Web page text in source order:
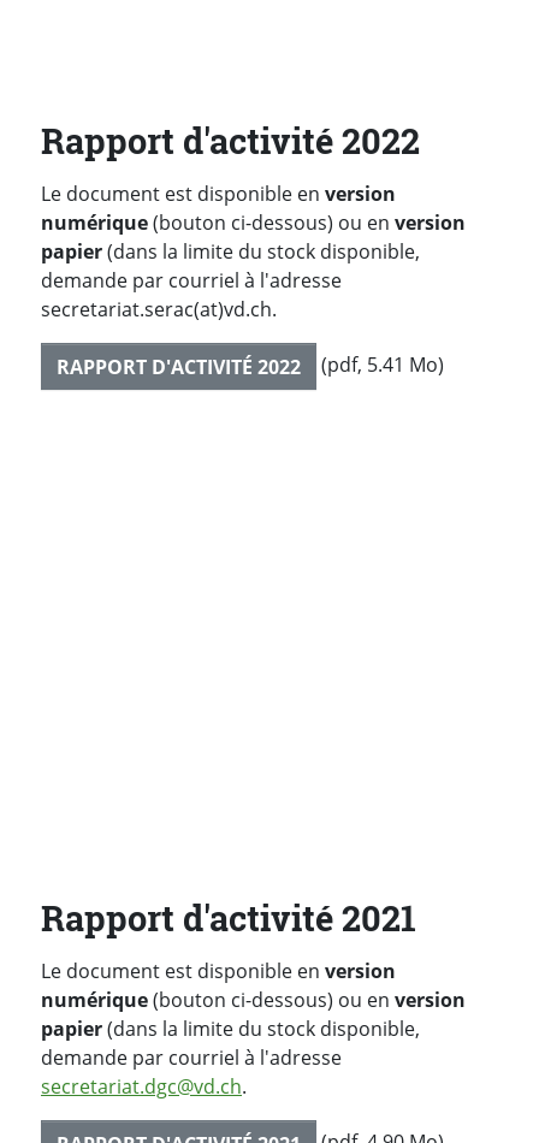
Rapport d'activité 2022
Le document est disponible en version
numérique(bouton ci-dessous) ou en version
papier(dans la limite du stock disponible,
demande par courriel à l'adresse
secretariat.serac(at)vd.ch.
RAPPORT D'ACTIVITÉ 2022 (pdf, 5.41 Mo)
Rapport d'activité 2021
Le document est disponible en version
numérique(bouton ci-dessous) ou en version
papier(dans la limite du stock disponible,
demande par courriel à l'adresse
secretariat.dgc@vd.ch.